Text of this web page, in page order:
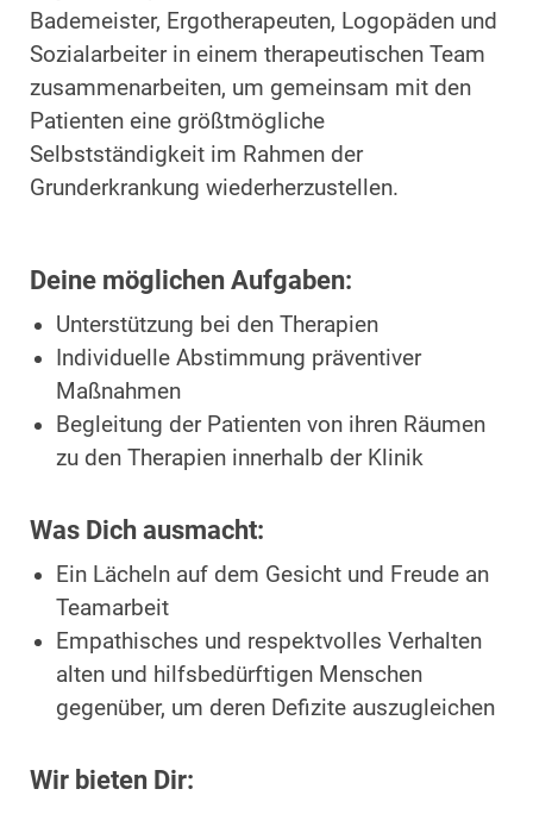
Bademeister, Ergotherapeuten, Logopäden und
Sozialarbeiter in einem therapeutischen Team
zusammenarbeiten, um gemeinsam mit den
Patienten eine größtmögliche
Selbstständigkeit im Rahmen der
Grunderkrankung wiederherzustellen.
Deine möglichen Aufgaben:
Unterstützung bei den Therapien
Individuelle Abstimmung präventiver
Maßnahmen
Begleitung der Patienten von ihren Räumen
zu den Therapien innerhalb der Klinik
Was Dich ausmacht:
Ein Lächeln auf dem Gesicht und Freude an
Teamarbeit
Empathisches und respektvolles Verhalten
alten und hilfsbedürftigen Menschen
gegenüber, um deren Defizite auszugleichen
Wir bieten Dir: